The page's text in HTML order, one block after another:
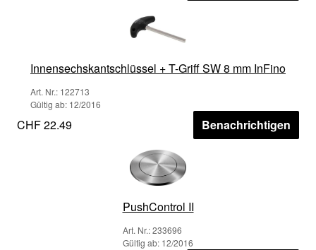
Innensechskantschlüssel + T-Griff SW 8 mm InFino
Art. Nr.: 122713
Gültig ab: 12/2016
CHF 22.49 Benachrichtigen
PushControl II
Art. Nr.: 233696
Gültig ab: 12/2016